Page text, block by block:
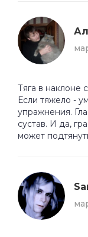
Тяга в наклоне
Если тяжело -
упражнения.
сустав. И да,
может